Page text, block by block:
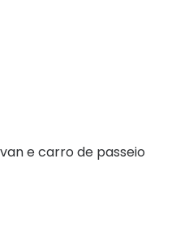
e carro de passeio